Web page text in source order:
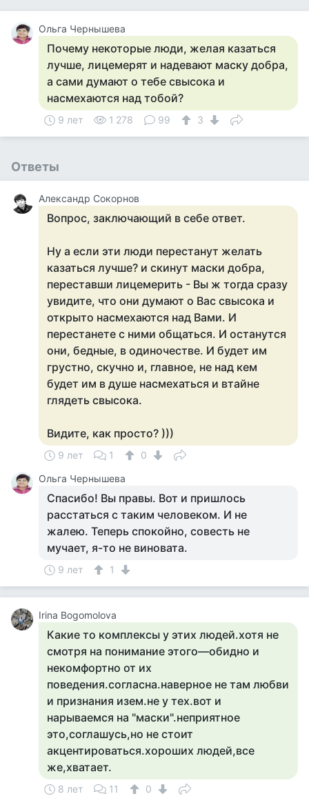
Ольга Чернышева
Почему некоторые люди, желая казаться
лучше, лицемерят и надевают маску добра,
а сами думают о тебе свысока и
насмехаются над тобой?
9 лет 1 278 99 3
Ответы
Александр Сокорнов
Вопрос, заключающий в себе ответ.
Ну а если эти люди перестанут желать
казаться лучше? и скинут маски добра,
переставши лицемерить - Вы ж тогда сразу
увидите, что они думают о Вас свысока и
открыто насмехаются над Вами. И
перестанете с ними общаться. И останутся
они, бедные, в одиночестве. И будет им
грустно, скучно и, главное, не над кем
будет им в душе насмехаться и втайне
глядеть свысока.
Видите, как просто? )))
9 лет 1
0
Ольга Чернышева
Спасибо! Вы правы. Вот и пришлось
расстаться с таким человеком. И не
жалею. Теперь спокойно, совесть не
мучает, я-то не виновата.
9 лет 1
Irina Bogomolova
Какие то комплексы у этих людей.хотя не
смотря на понимание этого—обидно и
некомфортно от их
поведения.согласна.наверное не там любви
и признания изем.не у тех.вот и
нарываемся на "маски".неприятное
это,соглашусь,но не стоит
акцентироваться.хороших людей,все
же,хватает.
8 лет 11
0